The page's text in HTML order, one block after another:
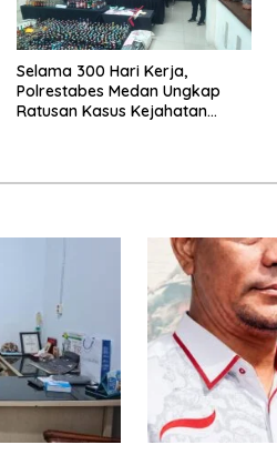
Selama 300 Hari Kerja,
Polrestabes Medan Ungkap
Ratusan Kasus Kejahatan